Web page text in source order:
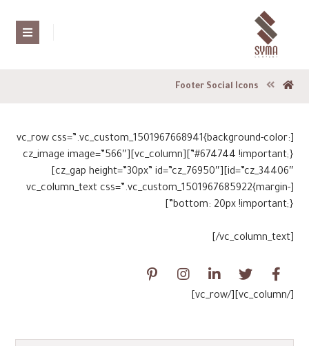
Footer Social Icons
[vc_row css=”.vc_custom_1501967668941{background-color:
#674744 !important;}”][vc_column][cz_image image=”566″
id=”cz_34406″][cz_gap height=”30px” id=”cz_76950″]
[vc_column_text css=”.vc_custom_1501967685922{margin-
bottom: 20px !important;}”]
[/vc_column_text]
[/vc_column][/vc_row]